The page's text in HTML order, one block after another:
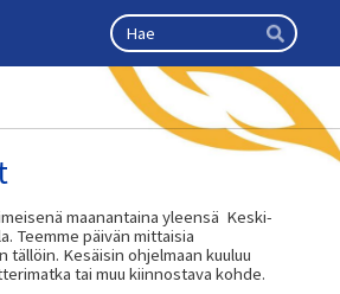
Haku
Hae
senioriliitto
maanantaina yleensä Keski-
Teemme päivän mittaisia
tällöin. Kesäisin ohjelmaan kuuluu
tai muu kiinnostava kohde.